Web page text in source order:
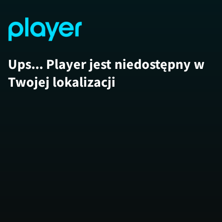
Ups... Player jest niedostępny w
Twojej lokalizacji